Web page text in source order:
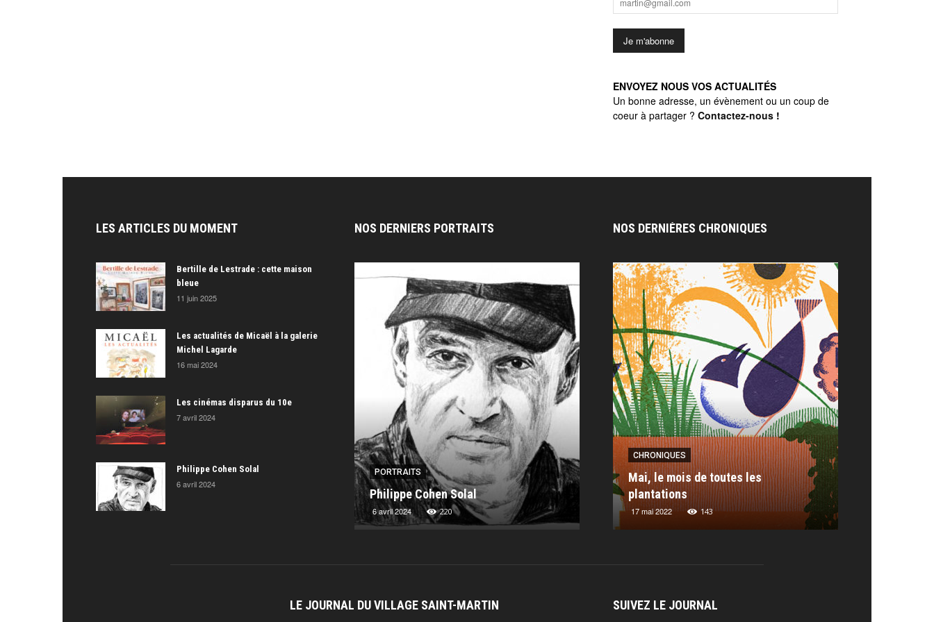
ENVOYEZ NOUS VOS ACTUALITÉS
Un bonne adresse, un évènement ou un coup de
coeur à partager ? Contactez-nous !
LES ARTICLES DU MOMENT
Bertille de Lestrade : cette maison
bleue
11 juin 2025
Les actualités de Micaël à la galerie
Michel Lagarde
16 mai 2024
Les cinémas disparus du 10e
7 avril 2024
Philippe Cohen Solal
6 avril 2024
NOS DERNIERS PORTRAITS
PORTRAITS
Philippe Cohen Solal
6 avril 2024 220
PORTRAITS
Charles Berberian
13 novembre 2023 268
PORTRAITS
Thomas Baas
7 juillet 2023
NOS DERNIÈRES CHRONIQUES
CHRONIQUES
Mai, le mois de toutes les
plantations
17 mai 2022 143
LE JOURNAL DU VILLAGE SAINT-MARTIN SUIVEZ LE JOURNAL